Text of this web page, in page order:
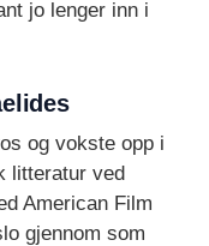
jo lenger inn i
og vokste opp i
litteratur ved
American Film
gjennom som